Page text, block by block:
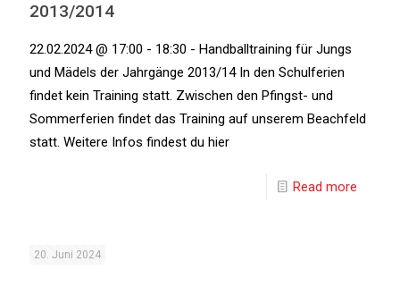
2013/2014
22.02.2024 @ 17:00 - 18:30 - Handballtraining für Jungs
und Mädels der Jahrgänge 2013/14 In den Schulferien
findet kein Training statt. Zwischen den Pfingst- und
Sommerferien findet das Training auf unserem Beachfeld
statt. Weitere Infos findest du hier
Read more
20. Juni 2024